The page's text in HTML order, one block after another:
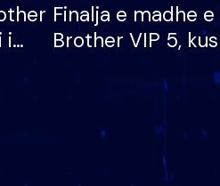
i
Finalja e madhe e
Brother VIP 5,
banori i parë që
dhe humb
të fituar çmimin e